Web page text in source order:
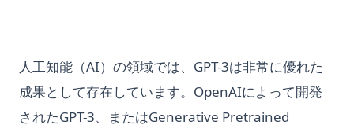
人工知能（AI）の領域では、GPT-3は非常に優れた
成果として存在しています。OpenAIによって開発
されたGPT-3、またはGenerative Pretrained